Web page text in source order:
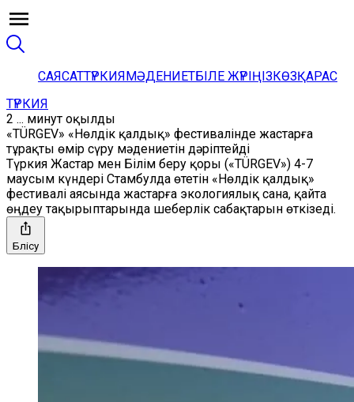
САЯСАТТҮРКИЯМӘДЕНИЕТБІЛЕ ЖҮРІҢІЗКӨЗҚАРАС
ТҮРКИЯ
2 ... минут оқылды
«TÜRGEV» «Нөлдік қалдық» фестивалінде жастарға
тұрақты өмір сүру мәдениетін дәріптейді
Түркия Жастар мен Білім беру қоры («TÜRGEV») 4-7
маусым күндері Стамбулда өтетін «Нөлдік қалдық»
фестивалі аясында жастарға экологиялық сана, қайта
өңдеу тақырыптарында шеберлік сабақтарын өткізеді.
Бөлісу